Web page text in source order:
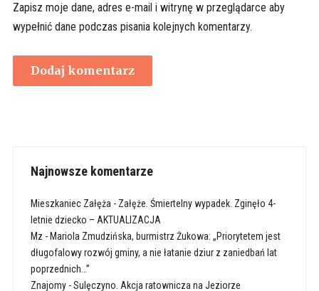
Zapisz moje dane, adres e-mail i witrynę w przeglądarce aby
wypełnić dane podczas pisania kolejnych komentarzy.
Najnowsze komentarze
Mieszkaniec Załęża - Załęże. Śmiertelny wypadek. Zginęło 4-
letnie dziecko – AKTUALIZACJA
Mz - Mariola Zmudzińska, burmistrz Żukowa: „Priorytetem jest
długofalowy rozwój gminy, a nie łatanie dziur z zaniedbań lat
poprzednich…”
Znajomy-Sulęczyno. Akcja ratownicza na Jeziorze